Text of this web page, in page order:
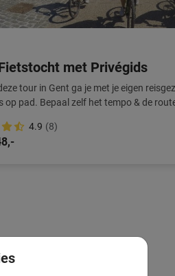
met Privégids
tour in Gent ga je met je eigen
op pad. Bepaal zelf het tempo & de
4.9 (8)